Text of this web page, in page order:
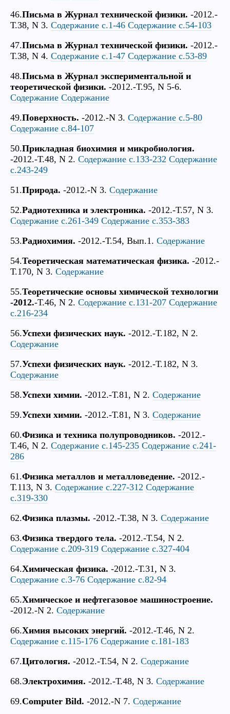
46.Письма в Журнал технической физики. -2012.-
Т.38, N 3. Содержание с.1-46 Содержание с.54-103
47.Письма в Журнал технической физики. -2012.-
Т.38, N 4. Содержание с.1-47 Содержание с.53-89
48.Письма в Журнал экспериментальной и
теоретической физики. -2012.-Т.95, N 5-6.
Содержание Содержание
49.Поверхность. -2012.-N 3. Содержание с.5-80
Содержание с.84-107
50.Прикладная биохимия и микробиология.
-2012.-Т.48, N 2. Содержание с.133-232 Содержание
с.243-249
51.Природа. -2012.-N 3. Содержание
52.Радиотехника и электроника. -2012.-Т.57, N 3.
Содержание с.261-349 Содержание с.353-383
53.Радиохимия. -2012.-Т.54, Вып.1. Содержание
54.Теоретическая математическая физика. -2012.-
Т.170, N 3. Содержание
55.Теоретические основы химической технологии
-2012.-Т.46, N 2. Содержание с.131-207 Содержание
с.216-234
56.Успехи физических наук. -2012.-Т.182, N 2.
Содержание
57.Успехи физических наук. -2012.-Т.182, N 3.
Содержание
58.Успехи химии. -2012.-Т.81, N 2. Содержание
59.Успехи химии. -2012.-Т.81, N 3. Содержание
60.Физика и техника полупроводников. -2012.-
Т.46, N 2. Содержание с.145-235 Содержание с.241-
286
61.Физика металлов и металловедение. -2012.-
Т.113, N 3. Содержание с.227-312 Содержание
с.319-330
62.Физика плазмы. -2012.-Т.38, N 3. Содержание
63.Физика твердого тела. -2012.-Т.54, N 2.
Содержание с.209-319 Содержание с.327-404
64.Химическая физика. -2012.-Т.31, N 3.
Содержание с.3-76 Содержание с.82-94
65.Химическое и нефтегазовое машиностроение.
-2012.-N 2. Содержание
66.Химия высоких энергий. -2012.-Т.46, N 2.
Содержание с.115-176 Содержание с.181-183
67.Цитология. -2012.-Т.54, N 2. Содержание
68.Электрохимия. -2012.-Т.48, N 3. Содержание
69.Computer Bild. -2012.-N 7. Содержание